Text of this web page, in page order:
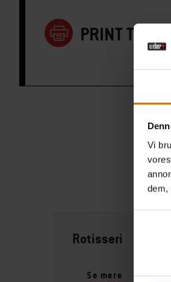
Vi
dem,
PRINT THIS
Rotisseri
Se mere